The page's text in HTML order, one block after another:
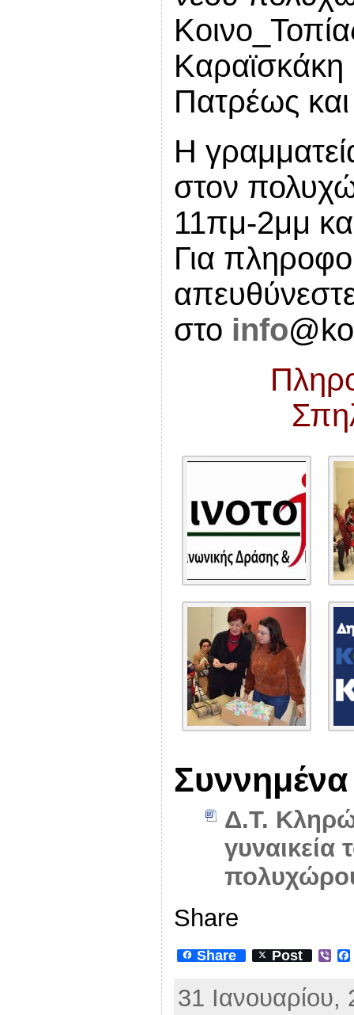
Καραϊσκάκη
Πατρέως
Η
στον
11πμ-2μμ
Για
στο info@
Συννημένα
Δ.Τ.
γυναικεία
Share
Share Post
V
e
r
31